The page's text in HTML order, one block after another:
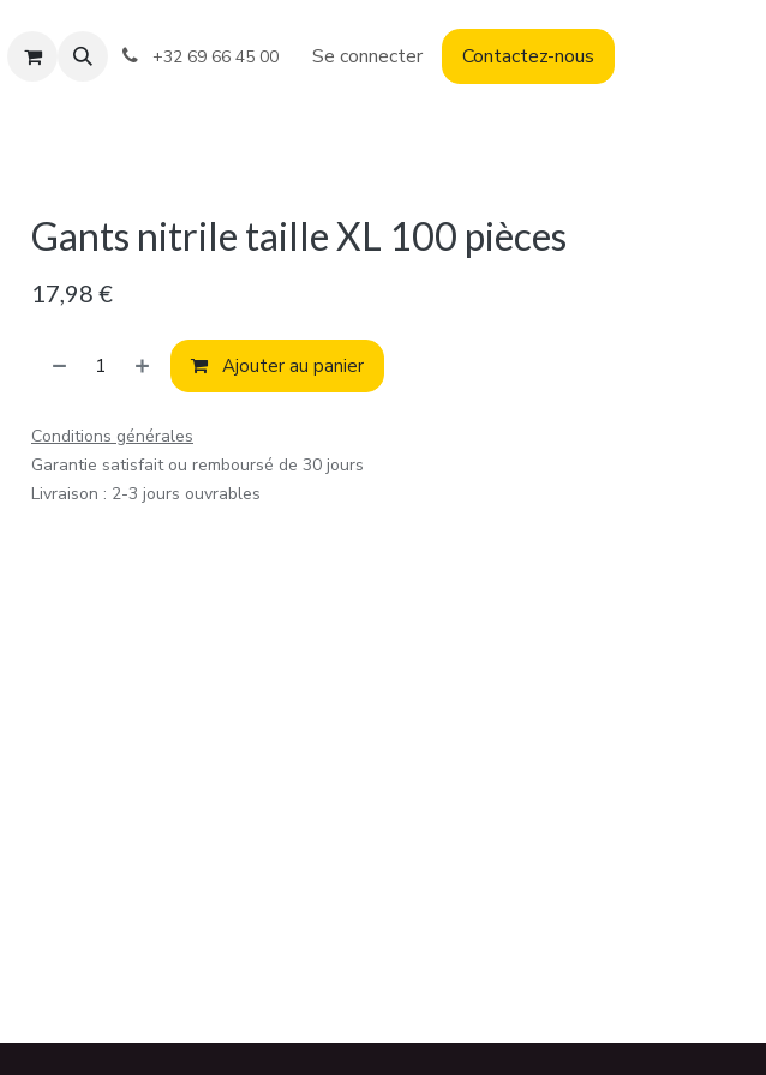
+32 69 66 45 00 Se connecter Contactez-nous
Gants nitrile taille XL 100 pièces
17,98 €
Ajouter au panier
Conditions générales
Garantie satisfait ou remboursé de 30 jours
Livraison : 2-3 jours ouvrables